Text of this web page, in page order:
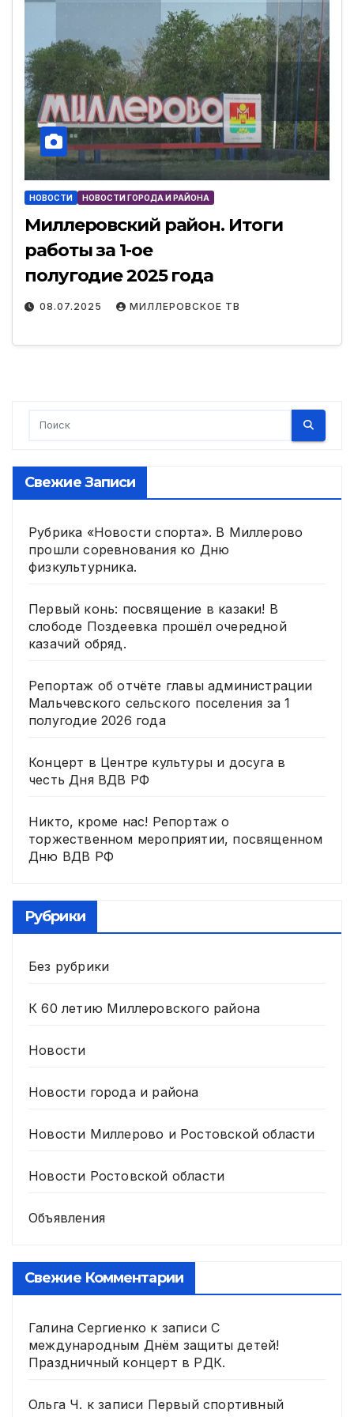
НОВОСТИ НОВОСТИ ГОРОДА И РАЙОНА
Миллеровский район. Итоги
работы за 1-ое
полугодие 2025 года
08.07.2025 МИЛЛЕРОВСКОЕ ТВ
Свежие Записи
Рубрика «Новости спорта». В Миллерово
прошли соревнования ко Дню
физкультурника.
Первый конь: посвящение в казаки! В
слободе Поздеевка прошёл очередной
казачий обряд.
Репортаж об отчёте главы администрации
Мальчевского сельского поселения за 1
полугодие 2026 года
Концерт в Центре культуры и досуга в
честь Дня ВДВ РФ
Никто, кроме нас! Репортаж о
торжественном мероприятии, посвященном
Дню ВДВ РФ
Рубрики
Без рубрики
К 60 летию Миллеровского района
Новости
Новости города и района
Новости Миллерово и Ростовской области
Новости Ростовской области
Объявления
Свежие Комментарии
Галина Сергиенко к записиС
международным Днём защиты детей!
Праздничный концерт в РДК.
Ольга Ч. к записи Первый спортивный